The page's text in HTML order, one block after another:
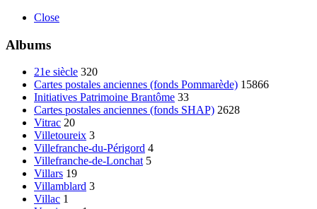
Close
Albums
21e siècle 320
Cartes postales anciennes (fonds Pommarède) 15866
Initiatives Patrimoine Brantôme 33
Cartes postales anciennes (fonds SHAP) 2628
Vitrac 20
Villetoureix 3
Villefranche-du-Périgord 4
Villefranche-de-Lonchat 5
Villars 19
Villamblard 3
Villac 1